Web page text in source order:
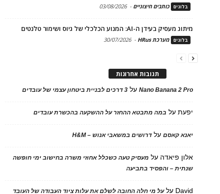
בלוגים כותבים חיצוניים -
03/08/2026
מיתוג מעסיק בעידן ה-AI: המנוע הכלכלי של גיוס ושימור טלנטים
בלוגים מערכת HRus -
30/07/2026
תגובות אחרונות
Nano Banana 2 Proעל 3 דרכים לבניית ביטחון עצמי של עובדים
יפעתעל במה מתבטא ההחזר על ההשקעה בהכשרת עובדים
יאנא קאסםעלדרושים במשאבי אנוש – H&M
אלון פיאדה על מעסיק טעה כשכלל אחוזי משרה בחישוב ימי חופשה
שנתית – והפסיד בתביעה
David עלעל מי חלה החובה לשלם את עלות ציוד העבודה של העובד